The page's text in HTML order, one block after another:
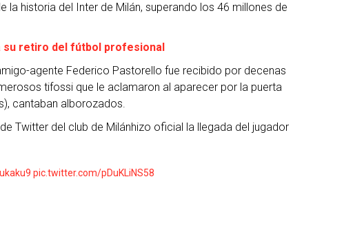
la historia del Inter de Milán, superando los 46 millones de
su retiro del fútbol profesional
agente Federico Pastorello fue recibido por decenas
tifossi que le aclamaron al aparecer por la puerta
cantaban alborozados.
Twitter del club de Milánhizo oficial la llegada del jugador
pic.twitter.com/pDuKLiNS58